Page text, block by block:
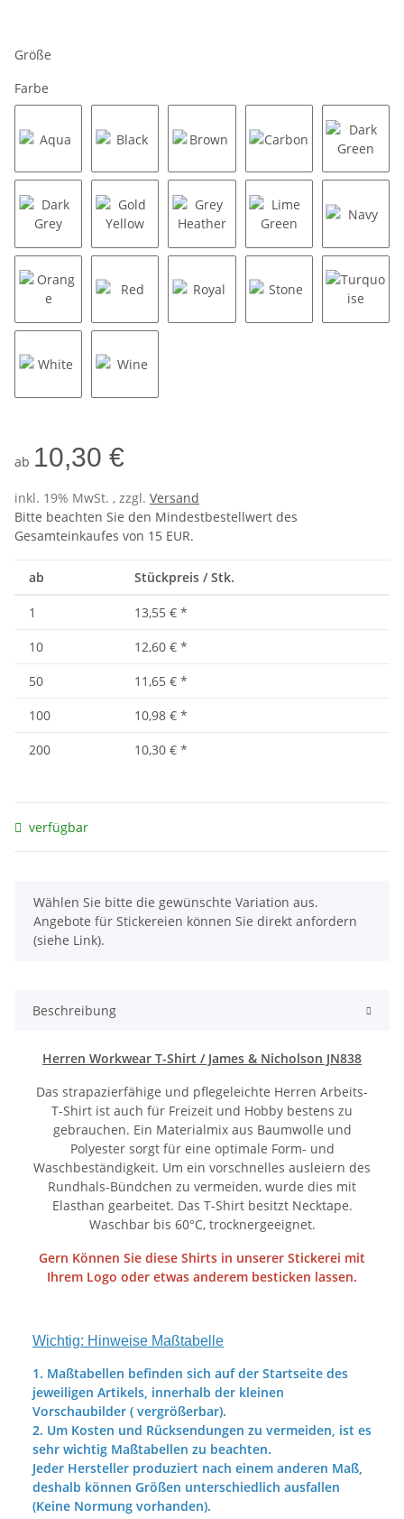
Größe
Farbe
Aqua Black Brown Carbon Dark
Dark Grey Gold Yellow Grey HeatherLime Green Navy
Orange Red
ab 10,30 €
inkl. 19% MwSt. , zzgl. Versand
Bitte beachten Sie den Mindestbestellwert des
Gesamteinkaufes von 15 EUR.
ab Stückpreis / Stk.
1 13,55 € *
10
12,60 € *
50
11,65 € *
100
10,98 € *
200
10,30 € *
verfügbar
x
Wählen Sie bitte die gewünschte Variation aus.
Angebote für Stickereien können Sie direkt anfordern
(siehe Link).
Beschreibung
Herren Workwear T-Shirt / James & Nicholson JN838
Das strapazierfähige und pflegeleichte Herren Arbeits-
T-Shirt ist auch für Freizeit und Hobby bestens zu
gebrauchen. Ein Materialmix aus Baumwolle und
Polyester sorgt für eine optimale Form- und
Waschbeständigkeit. Um ein vorschnelles ausleiern des
Rundhals-Bündchen zu vermeiden, wurde dies mit
Elasthan gearbeitet. Das T-Shirt besitzt Necktape.
Waschbar bis 60°C, trocknergeeignet.
Gern Können Sie diese Shirts in unserer Stickerei mit
Ihrem Logo oder etwas anderem besticken lassen.
Wichtig: Hinweise Maßtabelle
1. Maßtabellen befinden sich auf der Startseite des
jeweiligen Artikels, innerhalb der kleinen
Vorschaubilder ( vergrößerbar).
2. Um Kosten und Rücksendungen zu vermeiden, ist es
sehr wichtig Maßtabellen zu beachten.
Jeder Hersteller produziert nach einem anderen Maß,
deshalb können Größen unterschiedlich ausfallen
(Keine Normung vorhanden).